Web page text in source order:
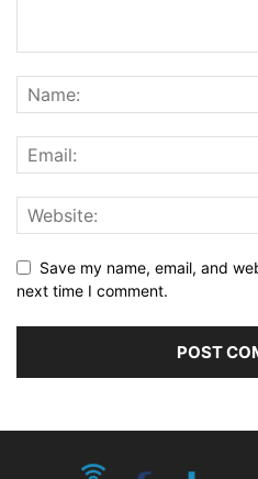
Save my name, email, and
next time I comment.